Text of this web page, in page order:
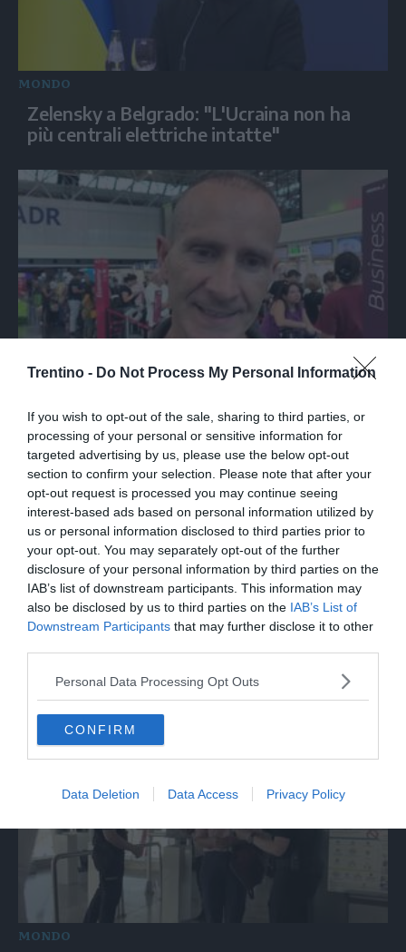
Trentino - Do Not Process My Personal Information
If you wish to opt-out of the sale, sharing to third parties, or
processing of your personal or sensitive information for
targeted advertising by us, please use the below opt-out
section to confirm your selection. Please note that after your
opt-out request is processed you may continue seeing
interest-based ads based on personal information utilized by
us or personal information disclosed to third parties prior to
your opt-out. You may separately opt-out of the further
disclosure of your personal information by third parties on the
IAB’s list of downstream participants. This information may
also be disclosed by us to third parties on the IAB’s List of
Downstream Participants that may further disclose it to other
Personal Data Processing Opt Outs
CONFIRM
Data Deletion Data Access Privacy Policy
MONDO
Zelensky a Belgrado: "L'Ucraina non ha
più centrali elettriche intatte"
ITALIA
preoccupazione e dispiacere per i controlli
ITALIA
Marcinelle, La Russa: "C'è chi in passato
voltava le spalle a Marcinelle"
MONDO